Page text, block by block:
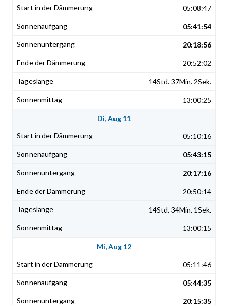
05:08:47
05:41:54
20:18:56
20:52:02
14Std. 37Min. 2Sek.
13:00:25
Di, Aug 11
05:10:16
05:43:15
20:17:16
20:50:14
14Std. 34Min. 1Sek.
13:00:15
Mi, Aug 12
05:11:46
05:44:35
20:15:35